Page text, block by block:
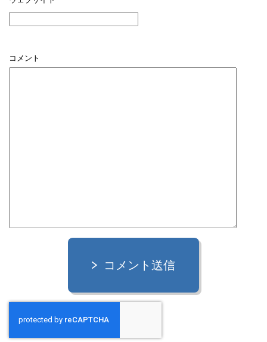
コメント
コメント送信